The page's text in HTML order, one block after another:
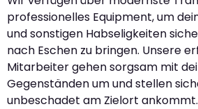
professionelles Equipment, um
und sonstigen Habseligkeiten
nach Eschen zu bringen. Unsere
Mitarbeiter gehen sorgsam mit
Gegenständen um und stellen
unbeschadet am Zielort ankommt.